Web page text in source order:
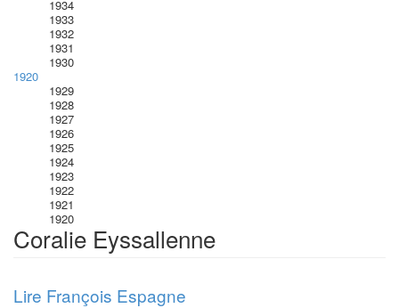
1934
1933
1932
1931
1930
1920
1929
1928
1927
1926
1925
1924
1923
1922
1921
1920
Coralie Eyssallenne
Lire François Espagne